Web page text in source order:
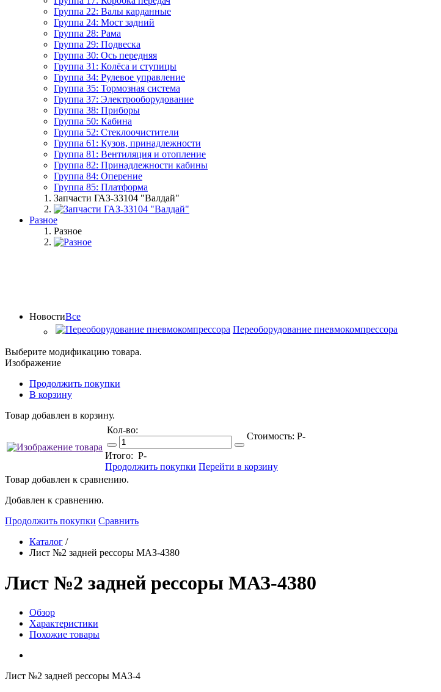
Группа 22: Валы карданные
Группа 24: Мост задний
Группа 28: Рама
Группа 29: Подвеска
Группа 30: Ось передняя
Группа 31: Колёса и ступицы
Группа 34: Рулевое управление
Группа 35: Тормозная система
Группа 37: Электрооборудование
Группа 38: Приборы
Группа 50: Кабина
Группа 52: Стеклоочистители
Группа 61: Кузов, принадлежности
Группа 81: Вентиляция и отопление
Группа 82: Принадлежности кабины
Группа 84: Оперение
Группа 85: Платформа
Запчасти ГАЗ-33104 "Валдай"
Разное
Разное
НовостиВсе
Переоборудование пневмокомпрессора
Выберите модификацию товара.
Изображение
Продолжить покупки
В корзину
Товар добавлен в корзину.
Кол-во:
Стоимость: Р-
Итого: Р-
Продолжить покупки Перейти в корзину
Товар добавлен к сравнению.
Добавлен к сравнению.
Продолжить покупки Сравнить
Каталог /
Лист №2 задней рессоры МАЗ-4380
Лист №2 задней рессоры МАЗ-4380
Обзор
Характеристики
Похожие товары
Лист №2 задней рессоры МАЗ-4